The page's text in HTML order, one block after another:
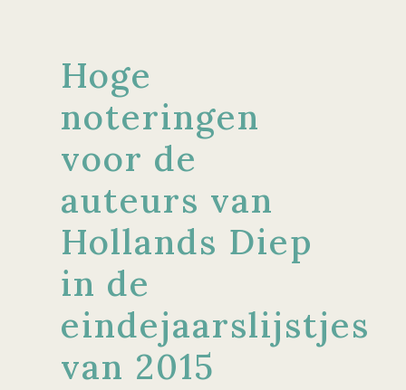
Hoge
noteringen
voor de
auteurs van
Hollands Diep
in de
eindejaarslijstjes
van 2015